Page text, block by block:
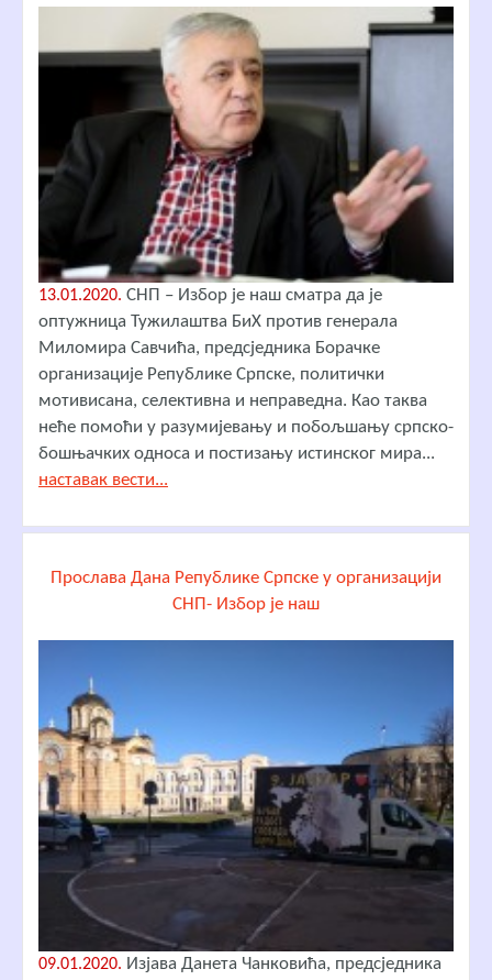
13.01.2020. СНП – Избор је наш сматра да је
оптужница Тужилаштва БиХ против генерала
Миломира Савчића, предсједника Борачке
организације Републике Српске, политички
мотивисана, селективна и неправедна. Као таква
неће помоћи у разумијевању и побољшању српско-
бошњачких односа и постизању истинског мира...
наставак вести...
Прослава Дана Републике Српске у организацији
СНП- Избор је наш
09.01.2020. Изјава Данета Чанковића, предсједника